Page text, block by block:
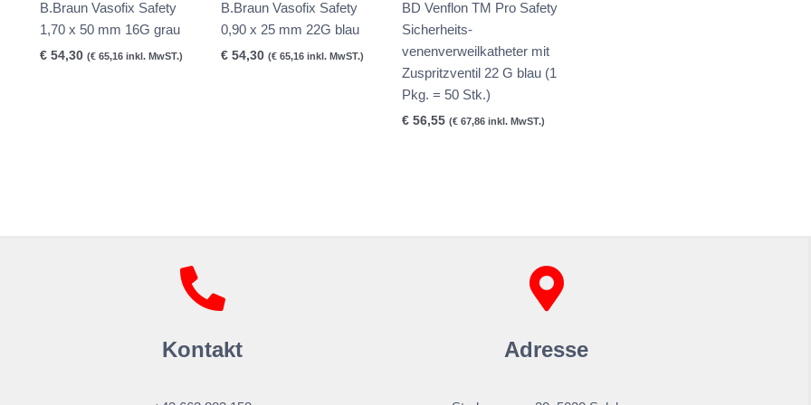
B.Braun Vasofix Safety
1,70 x 50 mm 16G grau
€ 54,30 (€ 65,16 inkl. MwST.)
B.Braun Vasofix Safety
0,90 x 25 mm 22G blau
€54,30 (€65,16inkl. MwST.)
BD Venflon TM Pro Safety
Sicherheits-
venenverweilkatheter mit
Zuspritzventil 22 G blau (1
Pkg. = 50 Stk.)
€56,55 (€67,86inkl. MwST.)
Kontakt Adresse